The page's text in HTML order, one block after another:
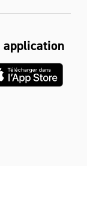
application